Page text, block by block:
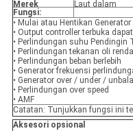
Merek Laut dalam
Fungsi:
• Mulai atau Hentikan
• Output controller terbuka
• Perlindungan suhu Pendingin
• Perlindungan tekanan oli
• Perlindungan beban berlebih
• Generator frekuensi
• Generator over / under /
• Perlindungan over speed
• AMF
Catatan: Tunjukkan fungsi ini
Aksesori opsional